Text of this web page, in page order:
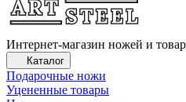
Интернет-магазин ножей и
Каталог
Подарочные ножи
Уцененные товары